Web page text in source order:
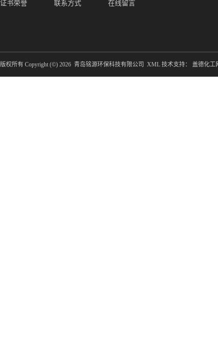
证书荣誉 联系方式 在线留言
版权所有 Copyright (©) 2026 青岛铭源环保科技有限公司 XML 技术支持： 盖德化工